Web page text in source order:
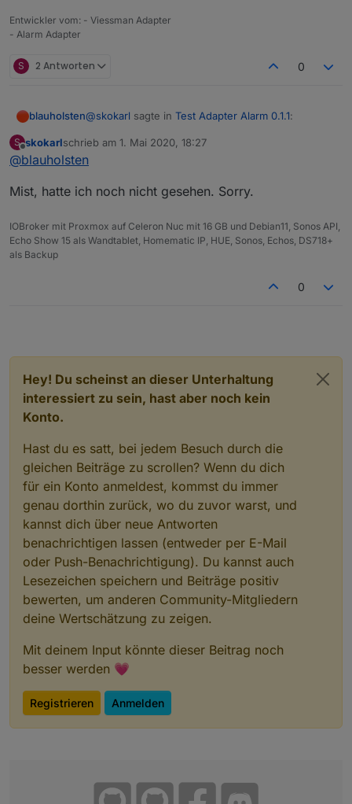
Entwickler vom: - Viessman Adapter
- Alarm Adapter
S 2 Antworten 0
blauholsten@skokarl sagte in Test Adapter Alarm 0.1.1:
Gegenteil, ist erwünscht. Allerdings
kann ich nicht versprechen, alles
Das erste was ich mir wünsche würde, wäre
eine Liste aller aktueller angesprochener
auch immer, Liste, Tabelle oder irgendwas,
Widget darstellen kann welche und wieviele
Aktoren gerade angesprochen haben. Somit
erspart man sich, dass alle Aktoren einzeln
abgefagt werden müssen.
Wenn ich mal ne Idee habe, die zu aufwendig
ist, verzeih es mir einfach und vergiss es.
Gibt es doch schon....
S
Offline
skokarlschrieb am 1. Mai 2020, 18:27
zuletzt editiert von
@blauholsten
Mist, hatte ich noch nicht gesehen. Sorry.
IOBroker mit Proxmox auf Celeron Nuc mit 16 GB und Debian11, Sonos API,
Echo Show 15 als Wandtablet, Homematic IP, HUE, Sonos, Echos, DS718+
als Backup
0
Hey! Du scheinst an dieser Unterhaltung
interessiert zu sein, hast aber noch kein
Konto.
Hast du es satt, bei jedem Besuch durch die
gleichen Beiträge zu scrollen? Wenn du dich
für ein Konto anmeldest, kommst du immer
genau dorthin zurück, wo du zuvor warst, und
kannst dich über neue Antworten
benachrichtigen lassen (entweder per E-Mail
oder Push-Benachrichtigung). Du kannst auch
Lesezeichen speichern und Beiträge positiv
bewerten, um anderen Community-Mitgliedern
deine Wertschätzung zu zeigen.
Mit deinem Input könnte dieser Beitrag noch
besser werden 💗
Registrieren Anmelden